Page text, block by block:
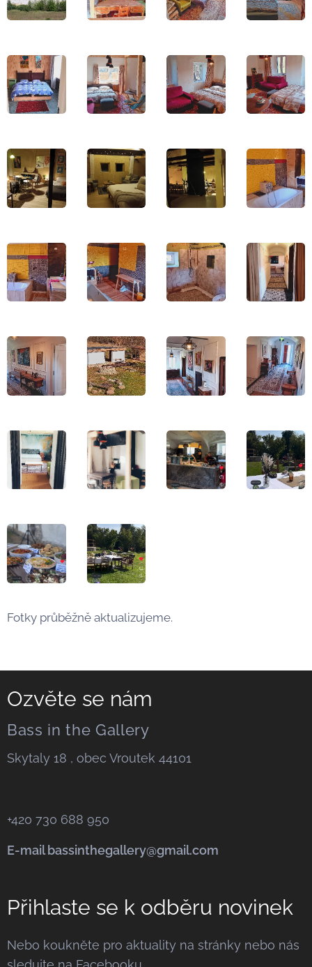
Fotky průběžně aktualizujeme.
Ozvěte se nám
Bass in the Gallery
Skytaly 18 , obec Vroutek 44101
+420 730 688 950
E-mail bassinthegallery@gmail.com
Přihlaste se k odběru novinek
Nebo koukněte pro aktuality na stránky nebo nás